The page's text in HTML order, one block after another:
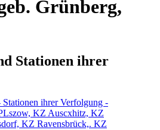
Grünberg,
Stationen ihrer